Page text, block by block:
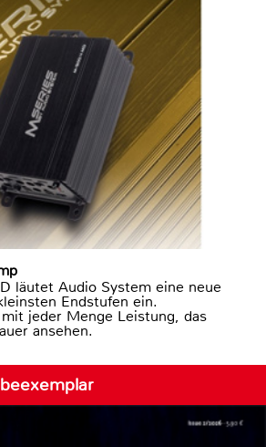
läutet Audio System eine neue
Endstufen ein.
jeder Menge Leistung, das
ansehen.